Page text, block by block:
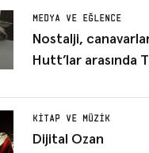
MEDYA VE EĞLENCE
Nostalji,
Hutt’lar arasında
KITAP VE MÜZIK
Dijital Ozan